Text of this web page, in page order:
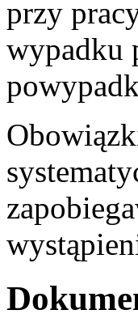
przy
wypadku